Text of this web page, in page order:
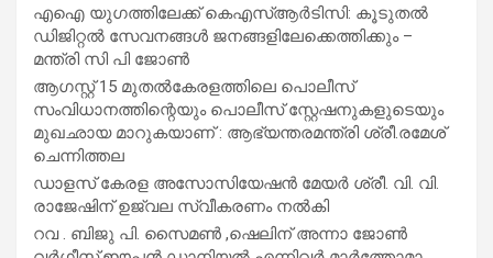
എഐ യുഗത്തിലേക്ക് കെഎസ്ആർടിസി: കൂടുതൽ
ഡിജിറ്റൽ സേവനങ്ങൾ ജനങ്ങളിലേക്കെത്തിക്കും –
മന്ത്രി സി പി ജോൺ
ആഗസ്റ്റ് 15 മുതല്‍കേരളത്തിലെ പൊലീസ്
സംവിധാനത്തിന്റെയും പൊലീസ് സ്റ്റേഷനുകളുടെയും
മുഖഛായ മാറുകയാണ് : ആഭ്യന്തരമന്ത്രി ശ്രീ.രമേശ്
ചെന്നിത്തല
ഡാളസ് കേരള അസോസിയേഷൻ മേയർ ശ്രീ. വി. വി.
രാജേഷിന് ഉജ്വല സ്വീകരണം നൽകി
റവ . ബിജു പി. സൈമൺ ,ഷെലിന് അന്നാ ജോൺ